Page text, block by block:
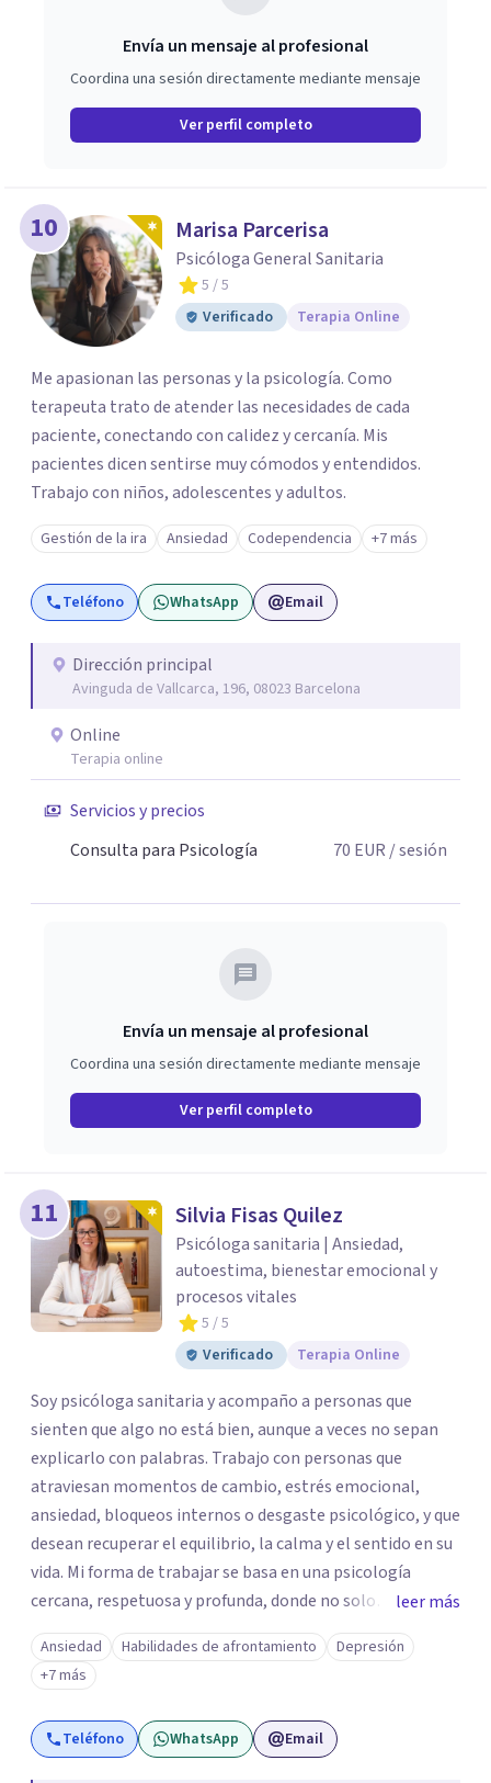
Envía un mensaje al profesional
Coordina una sesión directamente mediante mensaje
Ver perfil completo
10 Marisa Parcerisa
Psicóloga General Sanitaria
5 / 5
Verificado
Terapia Online
Me apasionan las personas y la psicología. Como
terapeuta trato de atender las necesidades de cada
paciente, conectando con calidez y cercanía. Mis
pacientes dicen sentirse muy cómodos y entendidos.
Trabajo con niños, adolescentes y adultos.
Gestión de la ira Ansiedad Codependencia +7 más
Teléfono WhatsApp Email
Dirección principal
Avinguda de Vallcarca, 196, 08023 Barcelona
Online
Terapia online
Servicios y precios
Consulta para Psicología
70 EUR / sesión
Envía un mensaje al profesional
Coordina una sesión directamente mediante mensaje
Ver perfil completo
11 Silvia Fisas Quilez
Psicóloga sanitaria | Ansiedad,
autoestima, bienestar emocional y
procesos vitales
5 / 5
Verificado
Terapia Online
Soy psicóloga sanitaria y acompaño a personas que
sienten que algo no está bien, aunque a veces no sepan
explicarlo con palabras. Trabajo con personas que
atraviesan momentos de cambio, estrés emocional,
ansiedad, bloqueos internos o desgaste psicológico, y que
desean recuperar el equilibrio, la calma y el sentido en su
vida. Mi forma de trabajar se basa en una psicología
cercana, respetuosa y profunda, donde no solo
atendemos los síntomas, sino también lo que los
provoca. Integro la psicología positiva y la terapia
cognitivo-conductual con una mirada más amplia,
teniendo en cuenta la mente, el cuerpo y la emoción.
Tengo una amplia experiencia acompañando a personas
leer más
Ansiedad Habilidades de afrontamiento
Depresión
+7 más
Teléfono WhatsApp Email